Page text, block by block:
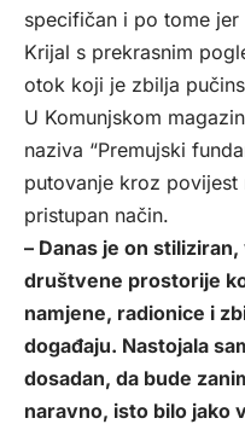
specifičan i po tome
Krijal s prekrasnim
otok koji je zbilja
U Komunjskom
naziva “Premujski
putovanje kroz
pristupan način.
– Danas je on
društvene prostorije
namjene, radionice i
događaju. Nastojala
dosadan, da bude
naravno, isto bilo jako